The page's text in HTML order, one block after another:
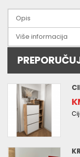
Opis
Više informacija